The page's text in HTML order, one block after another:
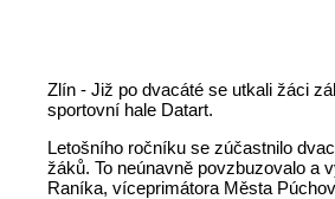
Zlín - Již po dvacáté se utkali žáci
sportovní hale Datart.
Letošního ročníku se zúčastnilo
žáků. To neúnavně povzbuzovalo a
Raníka, víceprimátora Města